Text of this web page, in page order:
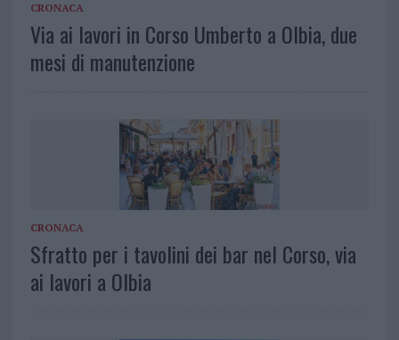
CRONACA
Via ai lavori in Corso Umberto a Olbia, due
mesi di manutenzione
CRONACA
Sfratto per i tavolini dei bar nel Corso, via
ai lavori a Olbia